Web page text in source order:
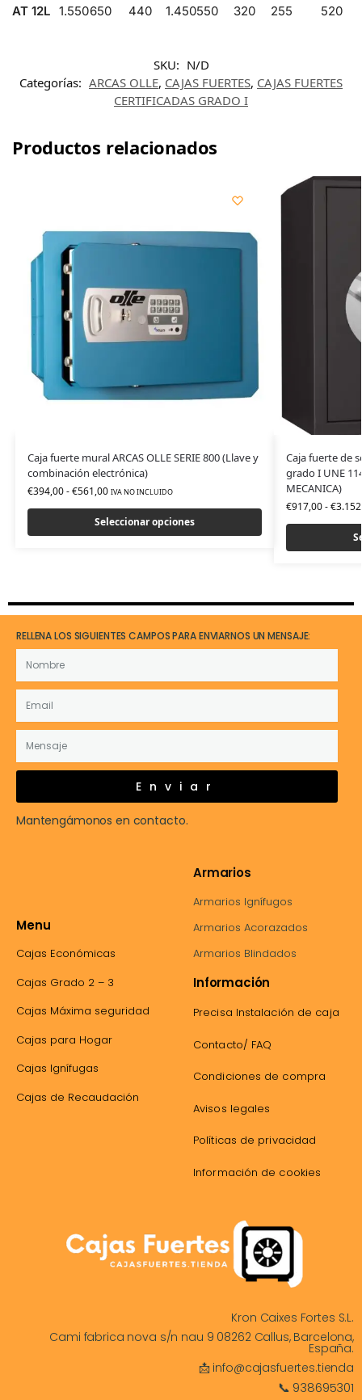
AT 12L 1.550650 440 1.450550 320 255 520
SKU: N/D
Categorías: ARCAS OLLE, CAJAS FUERTES, CAJAS FUERTES
CERTIFICADAS GRADO I
Productos relacionados
Caja fuerte mural ARCAS OLLE SERIE 800 (Llave y
combinación electrónica)
€394,00-€561,00 IVA NO INCLUIDO
Seleccionar opciones
Caja fuerte de
grado I UNE
MECANICA)
€917,00-€
RELLENA LOS SIGUIENTES CAMPOS PARA ENVIARNOS UN MENSAJE:
Enviar
Mantengámonos en contacto.
Menu
Cajas Económicas
Cajas Grado 2 – 3
Cajas Máxima seguridad
Cajas para Hogar
Cajas Ignífugas
Cajas de Recaudación
Armarios
Armarios Ignífugos
Armarios Acorazados
Armarios Blindados
Información
Precisa Instalación de caja
Contacto/ FAQ
Condiciones de compra
Avisos legales
Políticas de privacidad
Información de cookies
Kron Caixes Fortes S.L.
Cami fabrica nova s/n nau 9 08262 Callus, Barcelona,
España.
📩 info@cajasfuertes.tienda
📞 938695301